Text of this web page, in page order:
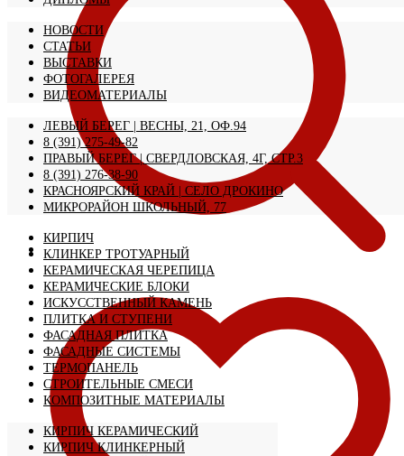
НОВОСТИ
СТАТЬИ
ВЫСТАВКИ
ФОТОГАЛЕРЕЯ
ВИДЕОМАТЕРИАЛЫ
ЛЕВЫЙ БЕРЕГ | ВЕСНЫ, 21, ОФ.94
8 (391) 275-49-82
ПРАВЫЙ БЕРЕГ | СВЕРДЛОВСКАЯ, 4Г, СТР.3
8 (391) 276-38-90
КРАСНОЯРСКИЙ КРАЙ | CЕЛО ДРОКИНО
МИКРОРАЙОН ШКОЛЬНЫЙ, 77
КИРПИЧ
КЛИНКЕР ТРОТУАРНЫЙ
КЕРАМИЧЕСКАЯ ЧЕРЕПИЦА
КЕРАМИЧЕСКИЕ БЛОКИ
ИСКУССТВЕННЫЙ КАМЕНЬ
ПЛИТКА И СТУПЕНИ
ФАСАДНАЯ ПЛИТКА
ФАСАДНЫЕ СИСТЕМЫ
ТЕРМОПАНЕЛЬ
СТРОИТЕЛЬНЫЕ СМЕСИ
КОМПОЗИТНЫЕ МАТЕРИАЛЫ
КИРПИЧ КЕРАМИЧЕСКИЙ
КИРПИЧ КЛИНКЕРНЫЙ